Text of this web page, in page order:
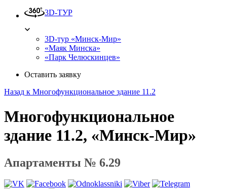
3D-ТУР
3D-тур «Минск-Мир»
«Маяк Минска»
«Парк Челюскинцев»
Оставить заявку
Назад к Многофункциональное здание 11.2
Многофункциональное
здание 11.2, «Минск-Мир»
Апартаменты № 6.29